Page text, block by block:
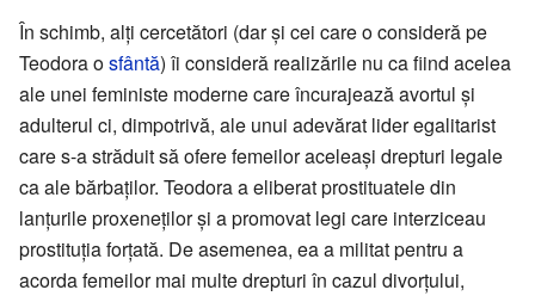
În schimb, alți cercetători (dar și cei care o consideră pe
Teodora osfântă) îi consideră realizările nu ca fiind acelea
ale unei feministe moderne care încurajează avortul și
adulterul ci, dimpotrivă, ale unui adevărat lider egalitarist
care s-a străduit să ofere femeilor aceleași drepturi legale
ca ale bărbaților. Teodora a eliberat prostituatele din
lanțurile proxeneților și a promovat legi care interziceau
prostituția forțată. De asemenea, ea a militat pentru a
acorda femeilor mai multe drepturi în cazul divorțului,